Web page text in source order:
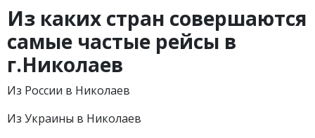
Из каких стран совершаются
самые частые рейсы в
г.Николаев
Из России в Николаев
Из Украины в Николаев